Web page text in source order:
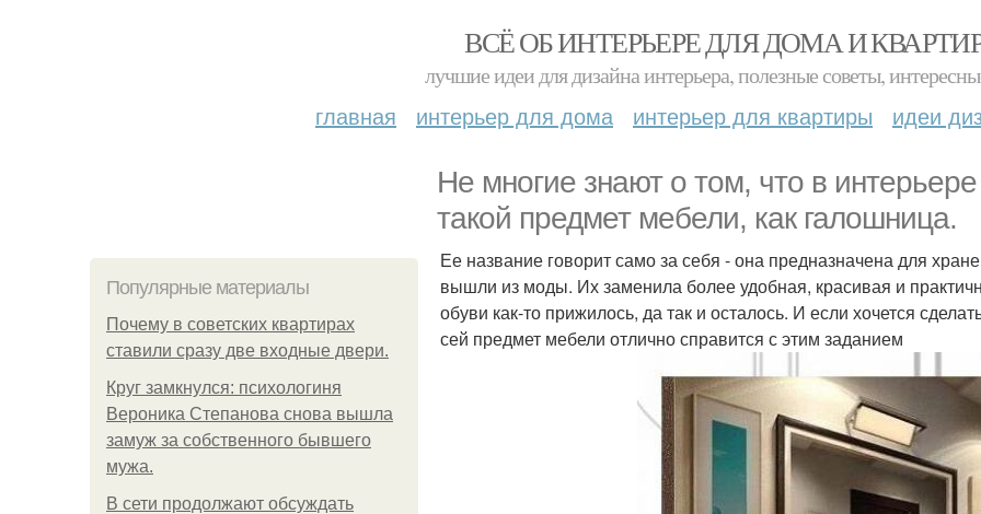
ВСЁ ОБ ИНТЕРЬЕРЕ ДЛЯ ДОМА И
лучшие идеи для дизайна интерьера, полезные советы,
главная интерьер для дома интерьер для квартиры идеи
Не многие знают о том, что в
такой предмет мебели, как галошница.
Популярные материалы
Почему в советских квартирах
ставили сразу две входные двери.
Круг замкнулся: психологиня
Вероника Степанова снова вышла
замуж за собственного бывшего
мужа.
В сети продолжают обсуждать
Ее название говорит само за себя - она предназначена для
вышли из моды. Их заменила более удобная, красивая и
обуви как-то прижилось, да так и осталось. И если хочется
сей предмет мебели отлично справится с этим заданием